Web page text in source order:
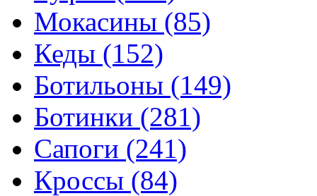
Мокасины (85)
Кеды (152)
Ботильоны (149)
Ботинки (281)
Сапоги (241)
Кроссы (84)